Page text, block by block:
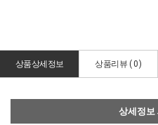
상품상세정보 상품리뷰 ( 0)
상세정보